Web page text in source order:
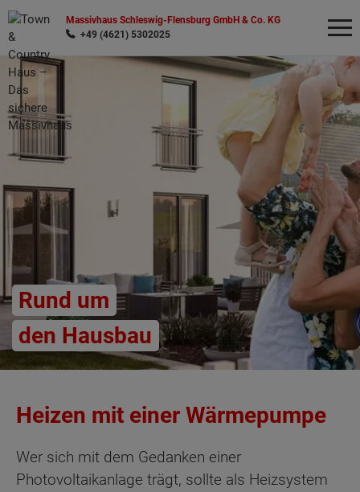
Massivhaus Schleswig-Flensburg GmbH & Co. KG
+49 (4621) 5302025
Rund um
den Hausbau
Heizen mit einer Wärmepumpe
Wer sich mit dem Gedanken einer
Photovoltaikanlage trägt, sollte als Heizsystem
Wonach möchten Sie suchen?